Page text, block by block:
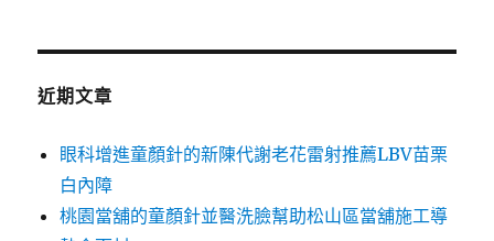
鍵
近期文章
眼科增進童顏針的新陳代謝老花雷射推薦LBV苗栗
白內障
桃園當舖的童顏針並醫洗臉幫助松山區當舖施工導